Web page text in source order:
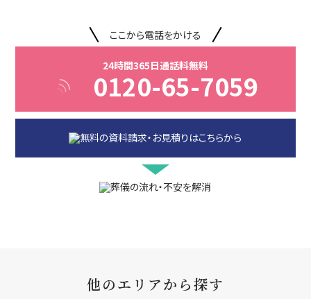
ここから電話をかける
24時間365日通話料無料
0120-65-7059
他のエリアから探す